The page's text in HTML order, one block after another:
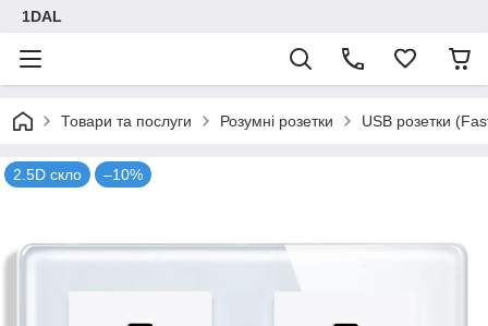
1DAL
Товари та послуги Розумні розетки USB розетки
2.5D скло –10%